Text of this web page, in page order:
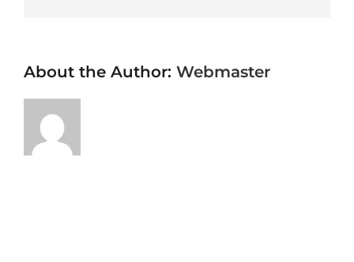
About the Author: Webmaster